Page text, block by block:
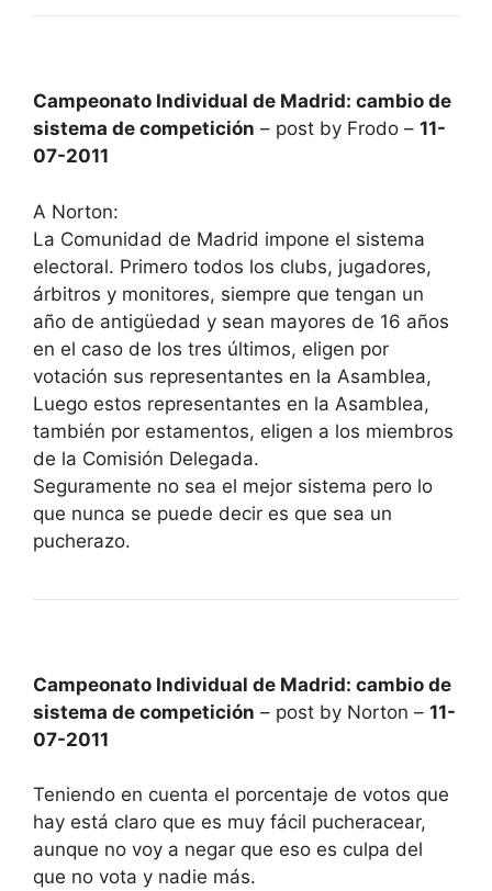
Campeonato Individual de Madrid: cambio de
sistema de competición – post by Frodo – 11-
07-2011
A Norton:
La Comunidad de Madrid impone el sistema
electoral. Primero todos los clubs, jugadores,
árbitros y monitores, siempre que tengan un
año de antigüedad y sean mayores de 16 años
en el caso de los tres últimos, eligen por
votación sus representantes en la Asamblea,
Luego estos representantes en la Asamblea,
también por estamentos, eligen a los miembros
de la Comisión Delegada.
Seguramente no sea el mejor sistema pero lo
que nunca se puede decir es que sea un
pucherazo.
Campeonato Individual de Madrid: cambio de
sistema de competición – post by Norton – 11-
07-2011
Teniendo en cuenta el porcentaje de votos que
hay está claro que es muy fácil pucheracear,
aunque no voy a negar que eso es culpa del
que no vota y nadie más.